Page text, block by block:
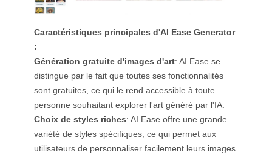
Caractéristiques principales d'AI Ease Generator
:
Génération gratuite d'images d'art: AI Ease se
distingue par le fait que toutes ses fonctionnalités
sont gratuites, ce qui le rend accessible à toute
personne souhaitant explorer l'art généré par l'IA.
Choix de styles riches: AI Ease offre une grande
variété de styles spécifiques, ce qui permet aux
utilisateurs de personnaliser facilement leurs images